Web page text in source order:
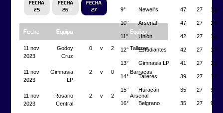
FECHA
25
FECHA
26
FECHA
27
Fecha Equipo Equipo
11 nov
2023
Godoy
Cruz
0 v 2 Talleres
11 nov
2023
Gimnasia
LP
2 v 0 Barracas
11 nov
2023
Rosario
Central
2 v 2 Arsenal
9° Newell's 47 27 13
10° Arsenal 47 27 14
11° Unión 42 27 12
12° Estudiantes 42 27 12
13° Gimnasia LP 41 27 12
14° Talleres 39 27 12
15° Huracán 35 27 9
16° Belgrano 35 27 9